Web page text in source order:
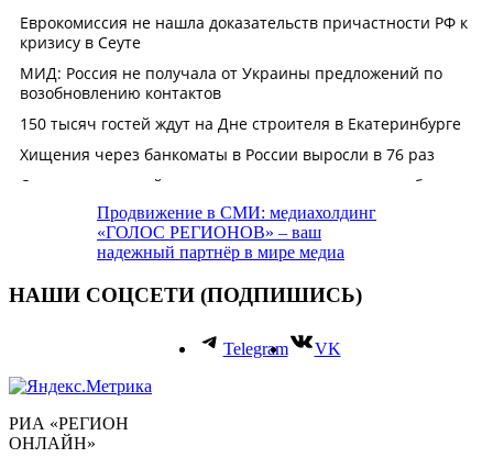
Продвижение в СМИ: медиахолдинг
«ГОЛОС РЕГИОНОВ» – ваш
надежный партнёр в мире медиа
НАШИ СОЦСЕТИ (ПОДПИШИСЬ)
Telegram VK
РИА «РЕГИОН
ОНЛАЙН»